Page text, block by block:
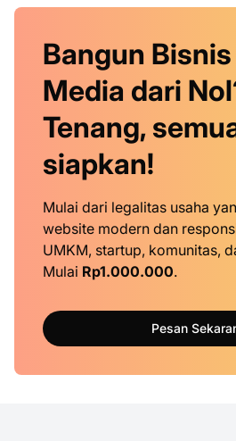
Bangun
Media dari
Tenang,
siapkan!
Mulai dari legalitas usaha
website modern dan
UMKM, startup, komunitas,
Mulai Rp1.000.000.
Pesan